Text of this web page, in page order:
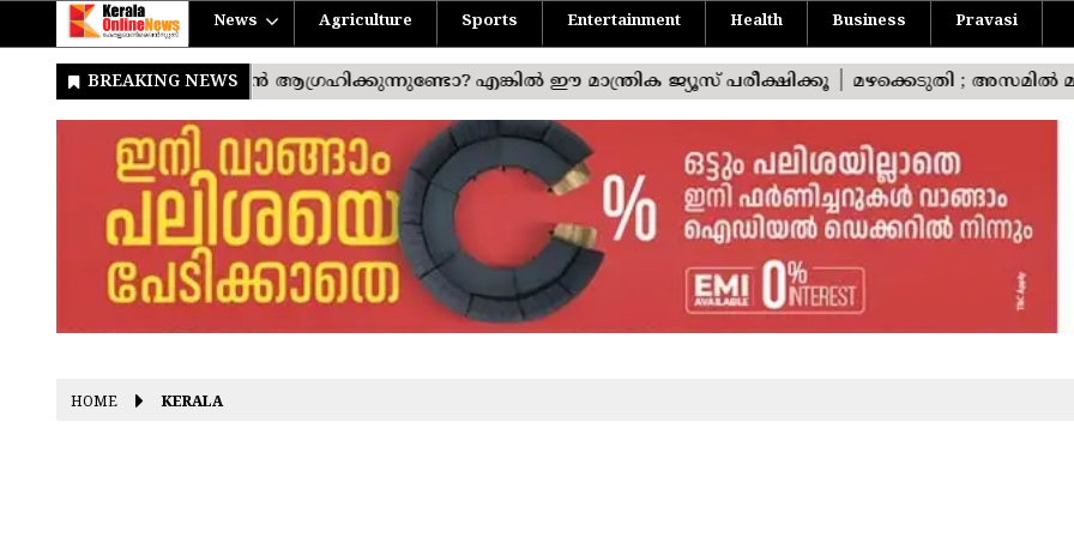
News Agriculture Sports Entertainment Health Business Pravasi
HOME KERALA